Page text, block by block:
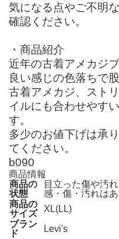
気になる点やご不明
確認ください。
・商品紹介
近年の古着アメカジ
良い感じの色落ちで
古着アメカジ、スト
イルにも合わせやす
す。
多少のお値下げは承
てください。
b090
商品情報
商品の
状態
目立った傷や汚
感・傷・汚れは
商品の
サイズ
XL(LL)
ブラン
ド
Levi's